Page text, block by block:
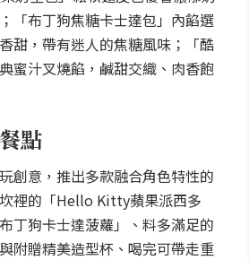
「布丁狗焦糖卡士達包」內餡選
甜，帶有迷人的焦糖風味；「酷
蜜汁叉燒餡，鹹甜交織、肉香飽
點
創意，推出多款融合角色特性的
裡的「Hello Kitty蘋果派西多
丁狗卡士達菠蘿」、料多滿足的
附贈精美造型杯、喝完可帶走重